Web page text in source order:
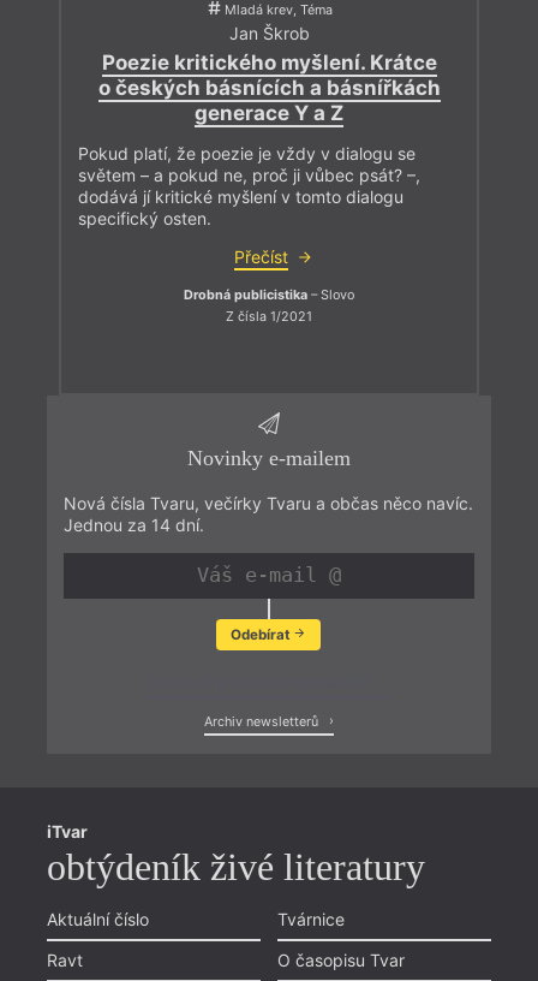
Mladá krev, Téma
Jan Škrob
Poezie kritického myšlení. Krátce
o českých básnících a básnířkách
generace Y a Z
Pokud platí, že poezie je vždy v dialogu se
světem – a pokud ne, proč ji vůbec psát? –,
dodává jí kritické myšlení v tomto dialogu
specifický osten.
Přečíst
Drobná publicistika – Slovo
Z čísla 1/2021
Novinky e-mailem
Nová čísla Tvaru, večírky Tvaru a občas něco navíc.
Jednou za 14 dní.
Odebírat
Archiv newsletterů
iTvar
obtýdeník živé literatury
Aktuální číslo
Ravt
Tvárnice
O časopisu Tvar